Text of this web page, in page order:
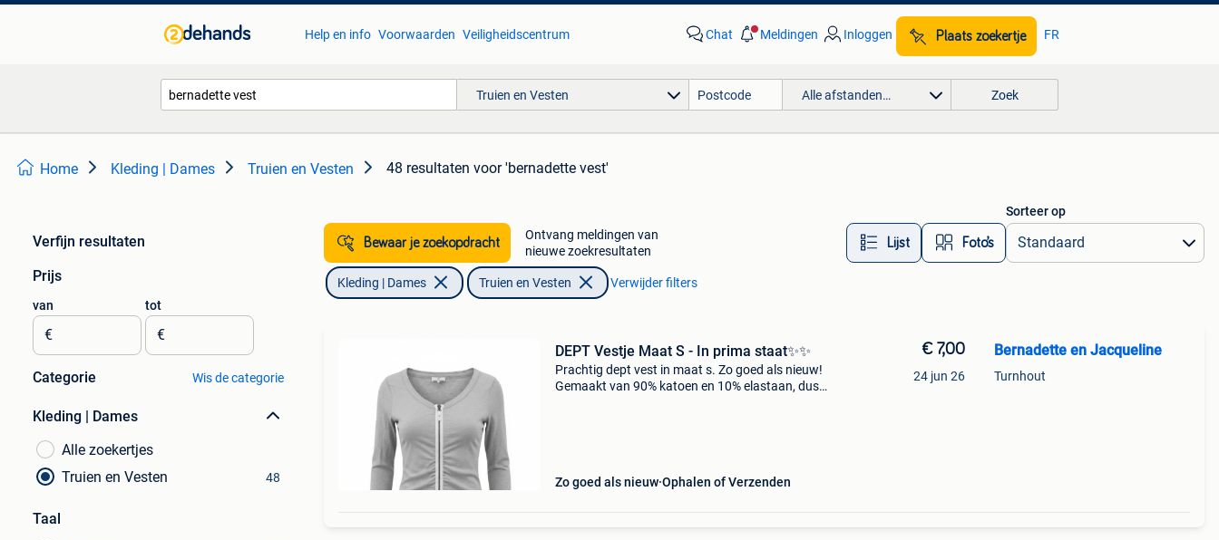
Help en info Voorwaarden Veiligheidscentrum Chat Meldingen Inloggen Plaats zoekertje FR
Truien en Vesten Alle afstanden… Zoek
Home Kleding | Dames Truien en Vesten 48 resultaten voor 'bernadette vest'
Verfijn resultaten
Prijs
van
€
tot
€
Categorie Wis de categorie
Kleding | Dames
Alle zoekertjes
Truien en Vesten
48
Taal
Bewaar je zoekopdracht
Ontvang meldingen van
nieuwe zoekresultaten
Lijst Foto’s
Sorteer op
Kleding | Dames Truien en Vesten Verwijder filters
DEPT Vestje Maat S - In prima staat✨️✨️
Prachtig dept vest in maat s. Zo goed als nieuw!
Gemaakt van 90% katoen en 10% elastaan, dus
Zo goed als nieuw Ophalen of Verzenden
€ 7,00
24 jun 26
Bernadette en Jacqueline
Turnhout